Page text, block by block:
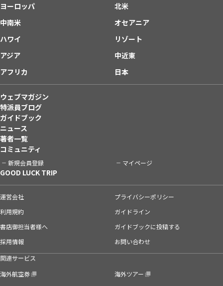
ヨーロッパ
北米
中南米
オセアニア
ハワイ
リゾート
アジア
中近東
アフリカ
日本
ウェブマガジン
特派員ブログ
ガイドブック
ニュース
著者一覧
コミュニティ
新規会員登録 マイページ
GOOD LUCK TRIP
運営会社
プライバシーポリシー
利用規約
ガイドライン
書店御担当者様へ
ガイドブックに投稿する
採用情報
お問い合わせ
関連サービス
海外航空券
海外ツアー